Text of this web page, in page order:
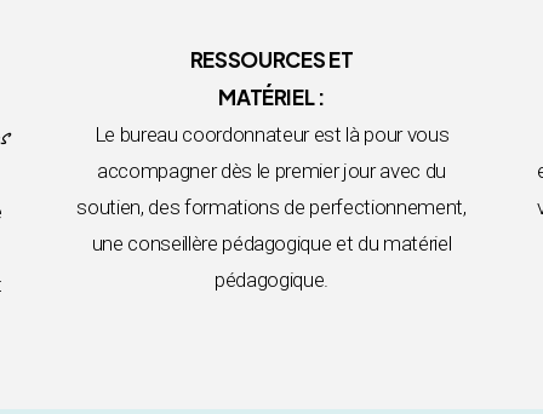
RESSOURCES ET
MATÉRIEL :
Le bureau coordonnateur est là pour vous
accompagner dès le premier jour avec du
soutien, des formations de perfectionnement,
une conseillère pédagogique et du matériel
pédagogique.